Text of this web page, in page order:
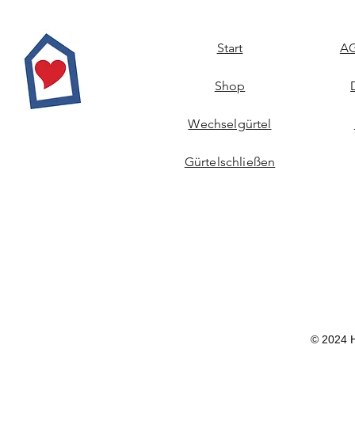
Start
Shop
Wechselgürtel
Gürtelschließen
© 2024